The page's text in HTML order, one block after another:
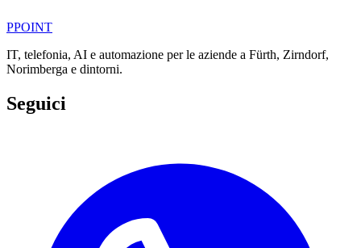
PPOINT
IT, telefonia, AI e automazione per le aziende a Fürth, Zirndorf,
Norimberga e dintorni.
Seguici